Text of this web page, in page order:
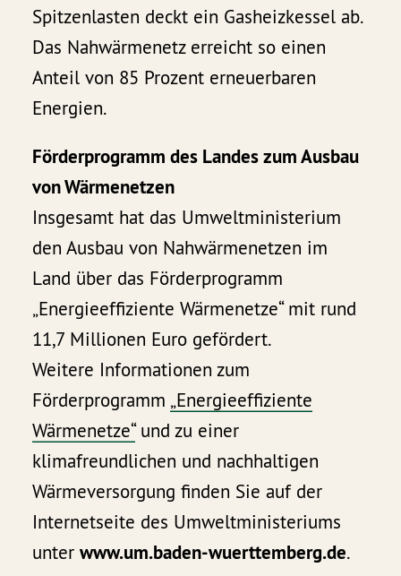
Spitzenlasten deckt ein Gasheizkessel ab.
Das Nahwärmenetz erreicht so einen
Anteil von 85 Prozent erneuerbaren
Energien.
Förderprogramm des Landes zum Ausbau
von Wärmenetzen
Insgesamt hat das Umweltministerium
den Ausbau von Nahwärmenetzen im
Land über das Förderprogramm
„Energieeffiziente Wärmenetze“ mit rund
11,7 Millionen Euro gefördert.
Weitere Informationen zum
Förderprogramm „Energieeffiziente
Wärmenetze“und zu einer
klimafreundlichen und nachhaltigen
Wärmeversorgung finden Sie auf der
Internetseite des Umweltministeriums
unterwww.um.baden-wuerttemberg.de.